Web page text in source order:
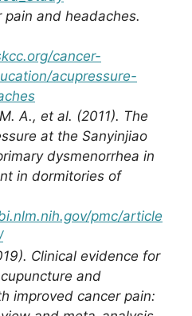
pain and headaches.
cancer-
acupressure-
A., et al. (2011). The
at the Sanyinjiao
dysmenorrhea in
in dormitories of
pmc/article
Clinical evidence for
and
improved cancer pain: